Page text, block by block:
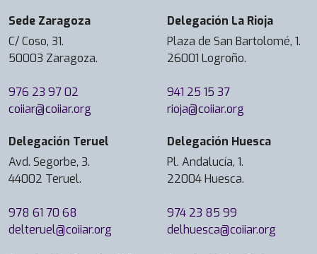
Sede Zaragoza
C/ Coso, 31.
50003 Zaragoza.
976 23 97 02
coiiar@coiiar.org
Delegación La Rioja
Plaza de San Bartolomé, 1.
26001 Logroño.
941 25 15 37
rioja@coiiar.org
Delegación Teruel
Avd. Segorbe, 3.
44002 Teruel.
978 61 70 68
delteruel@coiiar.org
Delegación Huesca
Pl. Andalucía, 1.
22004 Huesca.
974 23 85 99
delhuesca@coiiar.org